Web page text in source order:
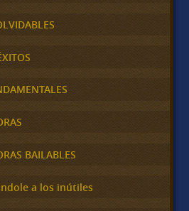
BAILABLES
a los inútiles